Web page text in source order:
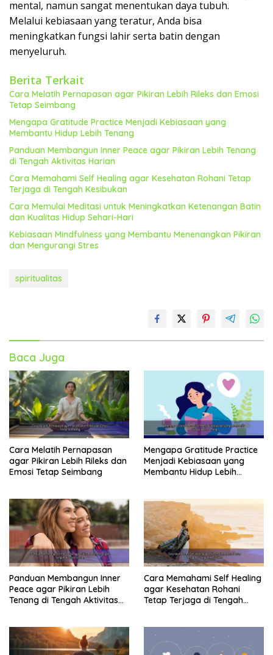
mental, namun sangat menentukan daya tubuh.
Melalui kebiasaan yang teratur, Anda bisa
meningkatkan fungsi lahir serta batin dengan
menyeluruh.
Berita Terkait
Cara Melatih Pernapasan agar Pikiran Lebih Rileks dan Emosi
Tetap Seimbang
Mengapa Gratitude Practice Menjadi Kebiasaan yang
Membantu Hidup Lebih Tenang
Panduan Membangun Inner Peace agar Pikiran Lebih Tenang
di Tengah Aktivitas Harian
Cara Memahami Self Healing agar Kesehatan Rohani Tetap
Terjaga di Tengah Kesibukan
Cara Memulai Meditasi untuk Meningkatkan Ketenangan Batin
dan Kualitas Hidup Sehari-Hari
Kebiasaan Mindfulness yang Membantu Menenangkan Pikiran
dan Mengurangi Stres
spiritualitas
Baca Juga
Cara Melatih Pernapasan
agar Pikiran Lebih Rileks dan
Emosi Tetap Seimbang
Mengapa Gratitude Practice
Menjadi Kebiasaan yang
Membantu Hidup Lebih
Panduan Membangun Inner
Peace agar Pikiran Lebih
Tenang di Tengah Aktivitas
Cara Memahami Self Healing
agar Kesehatan Rohani
Tetap Terjaga di Tengah